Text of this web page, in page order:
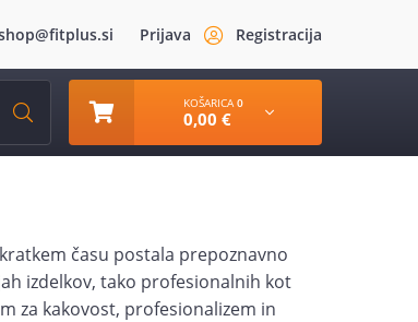
Prijava Registracija
KOŠARICA 0
0,00 €
času postala prepoznavno
izdelkov, tako profesionalnih kot
za kakovost, profesionalizem in